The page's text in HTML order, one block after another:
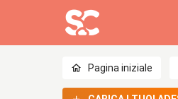
Pagina iniziale